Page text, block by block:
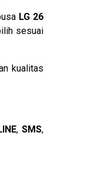
LG 26
sesuai
kualitas
,SMS,